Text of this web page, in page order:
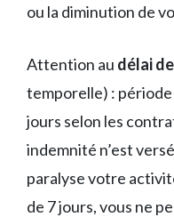
ou la diminution de
Attention au délai
temporelle) :
jours selon les
indemnité n’est
paralyse votre
de 7 jours, vous ne